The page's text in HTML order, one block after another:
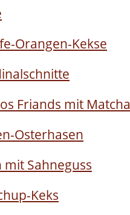
Orangen-Kekse
Friands mit Matcha
Osterhasen
Sahneguss
Keks